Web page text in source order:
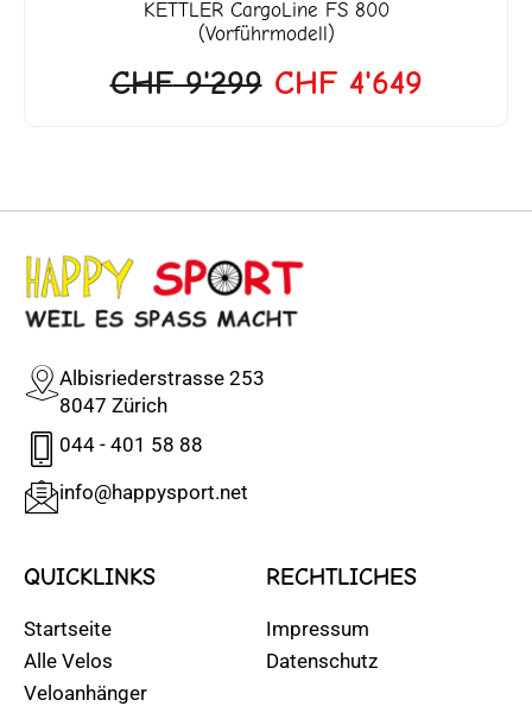
KETTLERCargoLine FS 800
(Vorführmodell)
CHF9'299 CHF4'649
Albisriederstrasse 253
8047 Zürich
044 - 401 58 88
info@happysport.net
QUICKLINKS
Startseite
Alle Velos
Veloanhänger
RECHTLICHES
Impressum
Datenschutz